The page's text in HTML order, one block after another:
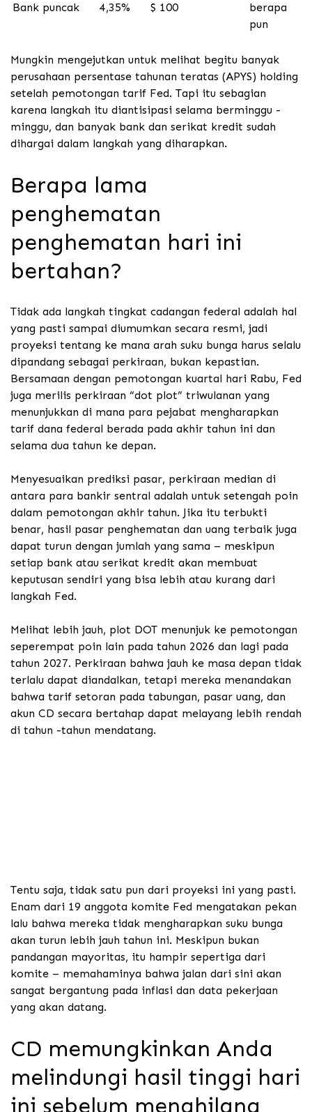
Bank puncak 4,35% $ 100
berapa
pun
Mungkin mengejutkan untuk melihat begitu banyak
perusahaan persentase tahunan teratas (APYS) holding
setelah pemotongan tarif Fed. Tapi itu sebagian
karena langkah itu diantisipasi selama berminggu -
minggu, dan banyak bank dan serikat kredit sudah
dihargai dalam langkah yang diharapkan.
Berapa lama
penghematan
penghematan hari ini
bertahan?
Tidak ada langkah tingkat cadangan federal adalah hal
yang pasti sampai diumumkan secara resmi, jadi
proyeksi tentang ke mana arah suku bunga harus selalu
dipandang sebagai perkiraan, bukan kepastian.
Bersamaan dengan pemotongan kuartal hari Rabu, Fed
juga merilis perkiraan “dot plot” triwulanan yang
menunjukkan di mana para pejabat mengharapkan
tarif dana federal berada pada akhir tahun ini dan
selama dua tahun ke depan.
Menyesuaikan prediksi pasar, perkiraan median di
antara para bankir sentral adalah untuk setengah poin
dalam pemotongan akhir tahun. Jika itu terbukti
benar, hasil pasar penghematan dan uang terbaik juga
dapat turun dengan jumlah yang sama – meskipun
setiap bank atau serikat kredit akan membuat
keputusan sendiri yang bisa lebih atau kurang dari
langkah Fed.
Melihat lebih jauh, plot DOT menunjuk ke pemotongan
seperempat poin lain pada tahun 2026 dan lagi pada
tahun 2027. Perkiraan bahwa jauh ke masa depan tidak
terlalu dapat diandalkan, tetapi mereka menandakan
bahwa tarif setoran pada tabungan, pasar uang, dan
akun CD secara bertahap dapat melayang lebih rendah
di tahun -tahun mendatang.
Tentu saja, tidak satu pun dari proyeksi ini yang pasti.
Enam dari 19 anggota komite Fed mengatakan pekan
lalu bahwa mereka tidak mengharapkan suku bunga
akan turun lebih jauh tahun ini. Meskipun bukan
pandangan mayoritas, itu hampir sepertiga dari
komite – memahaminya bahwa jalan dari sini akan
sangat bergantung pada inflasi dan data pekerjaan
yang akan datang.
CD memungkinkan Anda
melindungi hasil tinggi hari
ini sebelum menghilang